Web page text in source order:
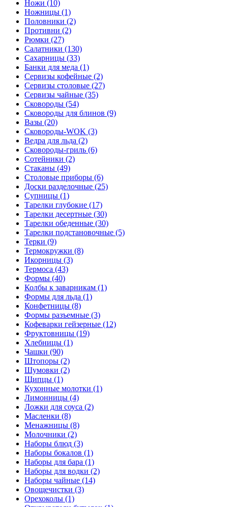
Ножи (10)
Ножницы (1)
Половники (2)
Противни (2)
Рюмки (27)
Салатники (130)
Сахарницы (33)
Банки для меда (1)
Сервизы кофейные (2)
Сервизы столовые (27)
Сервизы чайные (35)
Сковороды (54)
Сковороды для блинов (9)
Вазы (20)
Сковороды-WOK (3)
Ведра для льда (2)
Сковороды-гриль (6)
Сотейники (2)
Стаканы (49)
Столовые приборы (6)
Доски разделочные (25)
Супницы (1)
Тарелки глубокие (17)
Тарелки десертные (30)
Тарелки обеденные (30)
Тарелки подстановочные (5)
Терки (9)
Термокружки (8)
Икорницы (3)
Термоса (43)
Формы (40)
Колбы к заварникам (1)
Формы для льда (1)
Конфетницы (8)
Формы разъемные (3)
Кофеварки гейзерные (12)
Фруктовницы (19)
Хлебницы (1)
Чашки (90)
Штопоры (2)
Шумовки (2)
Щипцы (1)
Кухонные молотки (1)
Лимонницы (4)
Ложки для соуса (2)
Масленки (8)
Менажницы (8)
Молочники (2)
Наборы блюд (3)
Наборы бокалов (1)
Наборы для бара (1)
Наборы для водки (2)
Наборы чайные (14)
Овощечистки (3)
Орехоколы (1)